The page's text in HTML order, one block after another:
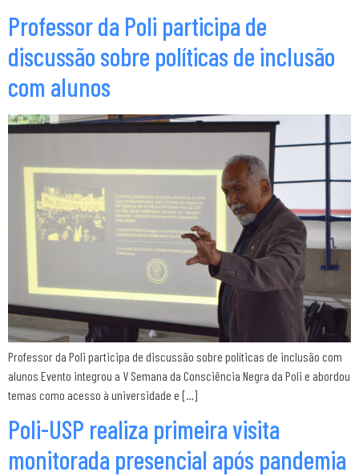
Professor da Poli participa de
discussão sobre políticas de inclusão
com alunos
Professor da Poli participa de discussão sobre políticas de inclusão com
alunos Evento integrou a V Semana da Consciência Negra da Poli e abordou
temas como acesso à universidade e […]
Poli-USP realiza primeira visita
monitorada presencial após pandemia